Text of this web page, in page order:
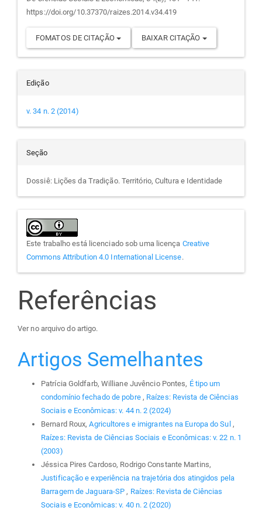
https://doi.org/10.37370/raizes.2014.v34.419
FOMATOS DE CITAÇÃO BAIXAR CITAÇÃO
Edição
v. 34 n. 2 (2014)
Seção
Dossiê: Lições da Tradição. Território, Cultura e Identidade
Este trabalho está licenciado sob uma licença Creative
Commons Attribution 4.0 International License.
Referências
Ver no arquivo do artigo.
Artigos Semelhantes
Patrícia Goldfarb, Williane Juvêncio Pontes, É tipo um
condomínio fechado de pobre , Raízes: Revista de Ciências
Sociais e Econômicas: v. 44 n. 2 (2024)
Bernard Roux,Agricultores e imigrantes na Europa do Sul ,
Raízes: Revista de Ciências Sociais e Econômicas: v. 22 n. 1
(2003)
Jéssica Pires Cardoso, Rodrigo Constante Martins,
Justificação e experiência na trajetória dos atingidos pela
Barragem de Jaguara-SP, Raízes: Revista de Ciências
Sociais e Econômicas: v. 40 n. 2 (2020)